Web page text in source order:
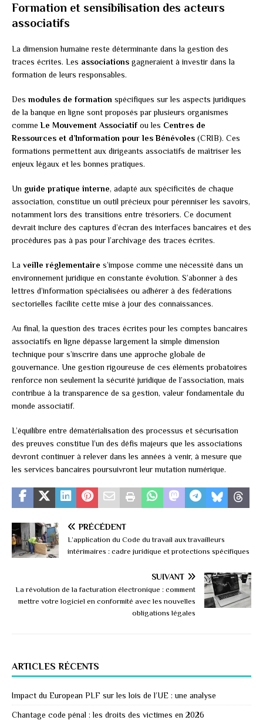
Formation et sensibilisation des acteurs
associatifs
La dimension humaine reste déterminante dans la gestion des
traces écrites. Les associations gagneraient à investir dans la
formation de leurs responsables.
Des modules de formation spécifiques sur les aspects juridiques
de la banque en ligne sont proposés par plusieurs organismes
commeLe Mouvement Associatifou les Centres de
Ressources et d’Information pour les Bénévoles (CRIB). Ces
formations permettent aux dirigeants associatifs de maîtriser les
enjeux légaux et les bonnes pratiques.
Un guide pratique interne, adapté aux spécificités de chaque
association, constitue un outil précieux pour pérenniser les savoirs,
notamment lors des transitions entre trésoriers. Ce document
devrait inclure des captures d’écran des interfaces bancaires et des
procédures pas à pas pour l’archivage des traces écrites.
La veille réglementaire s’impose comme une nécessité dans un
environnement juridique en constante évolution. S’abonner à des
lettres d’information spécialisées ou adhérer à des fédérations
sectorielles facilite cette mise à jour des connaissances.
Au final, la question des traces écrites pour les comptes bancaires
associatifs en ligne dépasse largement la simple dimension
technique pour s’inscrire dans une approche globale de
gouvernance. Une gestion rigoureuse de ces éléments probatoires
renforce non seulement la sécurité juridique de l’association, mais
contribue à la transparence de sa gestion, valeur fondamentale du
monde associatif.
L’équilibre entre dématérialisation des processus et sécurisation
des preuves constitue l’un des défis majeurs que les associations
devront continuer à relever dans les années à venir, à mesure que
les services bancaires poursuivront leur mutation numérique.
PRÉCÉDENT
L’application du Code du travail aux travailleurs
intérimaires : cadre juridique et protections spécifiques
SUIVANT
La révolution de la facturation électronique : comment
mettre votre logiciel en conformité avec les nouvelles
obligations légales
ARTICLES RÉCENTS
Impact du European PLF sur les lois de l’UE : une analyse
Chantage code pénal : les droits des victimes en 2026